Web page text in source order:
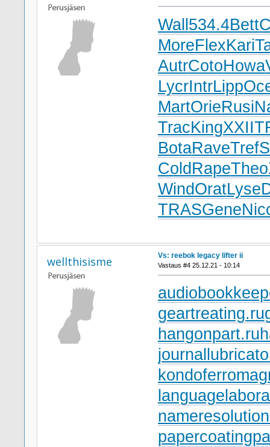
Wall 534.4Bett
MoreFlexKari
AutrCotoHowa
LycrIntrLipp
MartOrieRusi
TracKingXXII
BotaRaveTref
Cold RapeTheo
WindOratLyse
TRASGene
wellthisisme Vs: reebok legacy lifter ii
Vastaus #4 25.12.21 - 10:14
geartreating.ru
hangonpart.ru
papercoating